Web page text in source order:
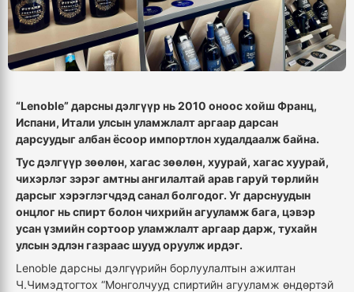
“Lenoble” дарсны дэлгүүр нь 2010 оноос хойш Франц,
Испани, Итали улсын уламжлалт аргаар дарсан
дарсуудыг албан ёсоор импортлон худалдаалж байна.
Тус дэлгүүр зөөлөн, хагас зөөлөн, хуурай, хагас хуурай,
чихэрлэг зэрэг амтны ангилалтай арав гаруй төрлийн
дарсыг хэрэглэгчдэд санал болгодог. Уг дарснуудын
онцлог нь спирт болон чихрийн агууламж бага, цэвэр
усан үзмийн сортоор уламжлалт аргаар дарж, тухайн
улсын эдлэн газраас шууд оруулж ирдэг.
Lenoble дарсны дэлгүүрийн борлуулалтын ажилтан
Ч.Чимэдтогтох “Монголчууд спиртийн агууламж өндөртэй